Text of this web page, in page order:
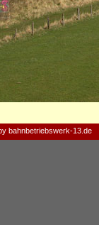
bahnbetriebswerk-13.de